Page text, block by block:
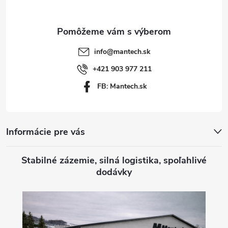
info@mantech.sk
+421 903 977 211
FB: Mantech.sk
Informácie pre vás
Stabilné zázemie, silná logistika, spoľahlivé
dodávky